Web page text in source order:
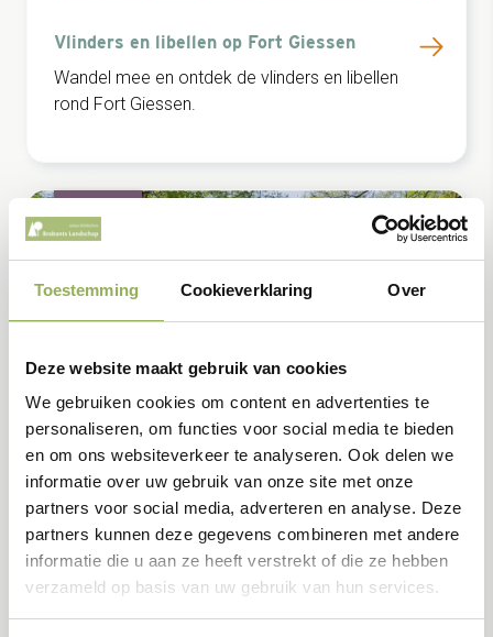
Toestemming Cookieverklaring Over
Deze website maakt gebruik van cookies
We gebruiken cookies om content en advertenties te
personaliseren, om functies voor social media te bieden
en om ons websiteverkeer te analyseren. Ook delen we
informatie over uw gebruik van onze site met onze
partners voor social media, adverteren en analyse. Deze
partners kunnen deze gegevens combineren met andere
informatie die u aan ze heeft verstrekt of die ze hebben
verzameld op basis van uw gebruik van hun services.
Vlinders en libellen op Fort Giessen
Wandel mee en ontdek de vlinders en libellen
rond Fort Giessen.
augustus
16
Zomeractiviteiten Evenementen
Open dag Zwarte Schuur
excursies, vers brood uit het historische